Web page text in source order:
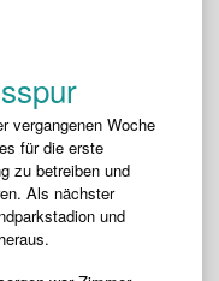
vergangenen Woche
für die erste
zu betreiben und
Als nächster
und